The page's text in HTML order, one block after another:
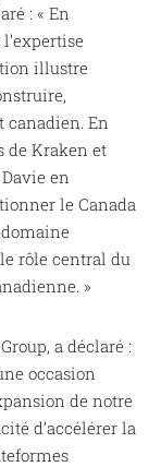
: « En
illustre
canadien. En
de Kraken et
en
le Canada
rôle central du
»
a déclaré :
occasion
de notre
d’accélérer la